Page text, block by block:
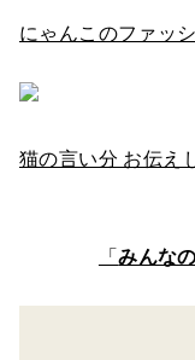
にゃんこのファッ
猫の言い分 お伝え
「みんな